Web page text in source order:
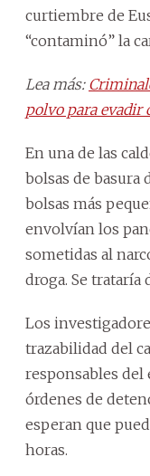
curtiembre de
“contaminó” la
Lea más:
polvo para evadir
En una de las
bolsas de basura
bolsas más
envolvían los
sometidas al
droga. Se trataría
Los
trazabilidad del
responsables del
órdenes de
esperan que
horas.